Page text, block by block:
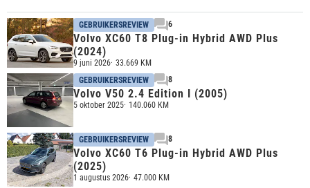
GEBRUIKERSREVIEW 6
Volvo XC60 T8 Plug-in Hybrid AWD Plus
(2024)
9 juni 2026 33.669 KM
GEBRUIKERSREVIEW
8
Volvo V50 2.4 Edition I (2005)
5 oktober 2025 140.060 KM
GEBRUIKERSREVIEW 8
Volvo XC60 T6 Plug-in Hybrid AWD Plus
(2025)
1 augustus 2026 47.000 KM